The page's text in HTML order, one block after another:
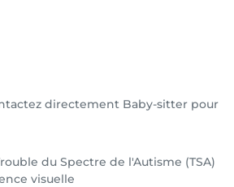
directement Baby-sitter pour
du Spectre de l'Autisme (TSA)
visuelle